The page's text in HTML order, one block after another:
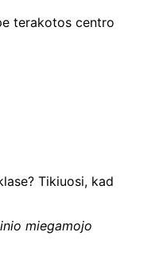
terakotos centro
Tikiuosi, kad
miegamojo